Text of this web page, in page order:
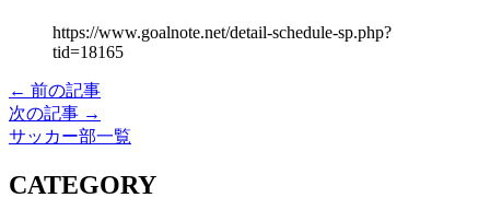
https://www.goalnote.net/detail-schedule-sp.php?
tid=18165
← 前の記事
次の記事 →
サッカー部一覧
CATEGORY